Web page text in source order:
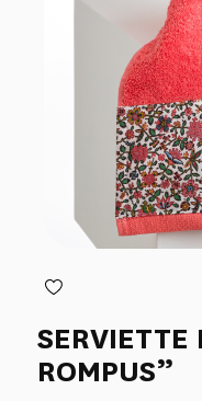
SERVIETTE
ROMPUS”